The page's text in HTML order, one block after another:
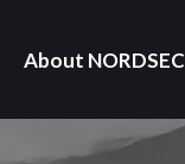
About NORDSEC